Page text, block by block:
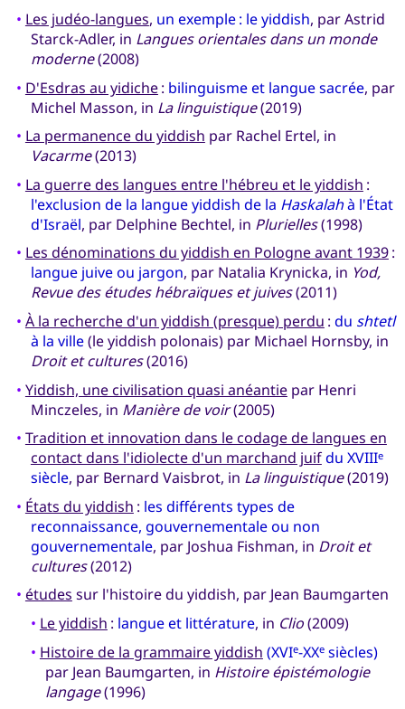
• Les judéo-langues, un exemple : le yiddish, par Astrid
Starck-Adler, in Langues orientales dans un monde
moderne(2008)
• D'Esdras au yidiche: bilinguisme et langue sacrée, par
Michel Masson, in La linguistique(2019)
• La permanence du yiddish par Rachel Ertel, in
Vacarme(2013)
• La guerre des langues entre l'hébreu et le yiddish :
l'exclusion de la langue yiddish de la Haskalahà l'État
d'Israël, par Delphine Bechtel, in Plurielles(1998)
• Les dénominations du yiddish en Pologne avant 1939:
langue juive ou jargon, par Natalia Krynicka, in Yod,
Revue des études hébraïques et juives(2011)
• À la recherche d'un yiddish (presque) perdu : du shtetl
à la ville(le yiddish polonais) par Michael Hornsby, in
Droit et cultures(2016)
• Yiddish, une civilisation quasi anéantiepar Henri
Minczeles, in Manière de voir(2005)
• Tradition et innovation dans le codage de langues en
contact dans l'idiolecte d'un marchand juifdu XVIIIe
siècle, par Bernard Vaisbrot, in La linguistique(2019)
• États du yiddish : les différents types de
reconnaissance, gouvernementale ou non
gouvernementale, par Joshua Fishman, in Droit et
cultures(2012)
• études sur l'histoire du yiddish, par Jean Baumgarten
• Le yiddish : langue et littérature, in Clio(2009)
• Histoire de la grammaire yiddish (XVIe-XXesiècles)
par Jean Baumgarten, in Histoire épistémologie
langage(1996)